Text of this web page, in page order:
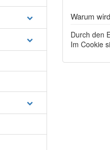
Warum
Durch den
Im Cookie